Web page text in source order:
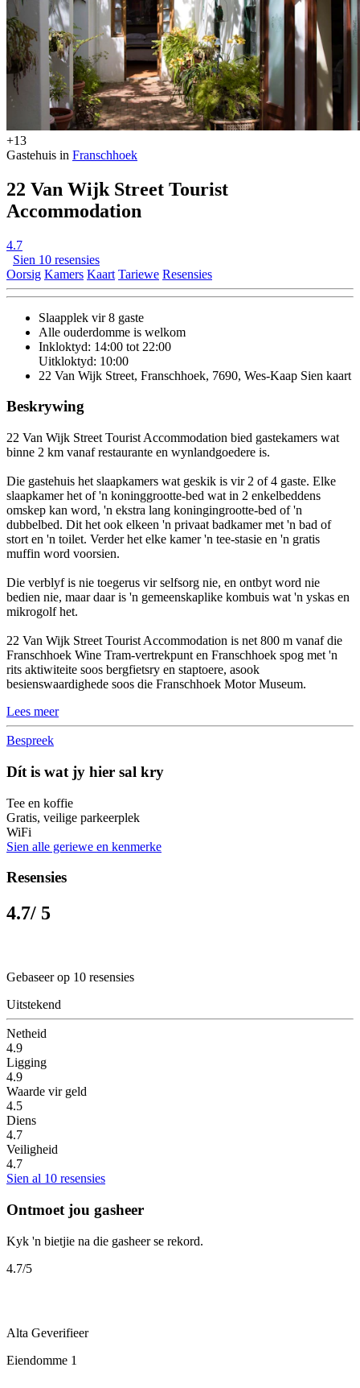
+13
Gastehuis in Franschhoek
22 Van Wijk Street Tourist
Accommodation
4.7
Sien 10 resensies
Oorsig Kamers Kaart Tariewe Resensies
Slaapplek vir 8 gaste
Alle ouderdomme is welkom
Inkloktyd: 14:00 tot 22:00
Uitkloktyd: 10:00
22 Van Wijk Street, Franschhoek, 7690, Wes-Kaap Sien kaart
Beskrywing
22 Van Wijk Street Tourist Accommodation bied gastekamers wat
binne 2 km vanaf restaurante en wynlandgoedere is.
Die gastehuis het slaapkamers wat geskik is vir 2 of 4 gaste. Elke
slaapkamer het of 'n koninggrootte-bed wat in 2 enkelbeddens
omskep kan word, 'n ekstra lang koningingrootte-bed of 'n
dubbelbed. Dit het ook elkeen 'n privaat badkamer met 'n bad of
stort en 'n toilet. Verder het elke kamer 'n tee-stasie en 'n gratis
muffin word voorsien.
Die verblyf is nie toegerus vir selfsorg nie, en ontbyt word nie
bedien nie, maar daar is 'n gemeenskaplike kombuis wat 'n yskas en
mikrogolf het.
22 Van Wijk Street Tourist Accommodation is net 800 m vanaf die
Franschhoek Wine Tram-vertrekpunt en Franschhoek spog met 'n
rits aktiwiteite soos bergfietsry en staptoere, asook
besienswaardighede soos die Franschhoek Motor Museum.
Lees meer
Bespreek
Dít is wat jy hier sal kry
Tee en koffie
Gratis, veilige parkeerplek
WiFi
Sien alle geriewe en kenmerke
Resensies
4.7/ 5
Gebaseer op 10 resensies
Uitstekend
Netheid
4.9
Ligging
4.9
Waarde vir geld
4.5
Diens
4.7
Veiligheid
4.7
Sien al 10 resensies
Ontmoet jou gasheer
Kyk 'n bietjie na die gasheer se rekord.
4.7/5
Alta Geverifieer
Eiendomme 1